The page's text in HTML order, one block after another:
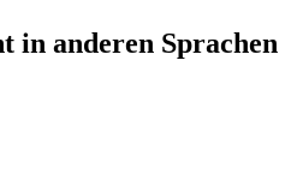
in anderen Sprachen